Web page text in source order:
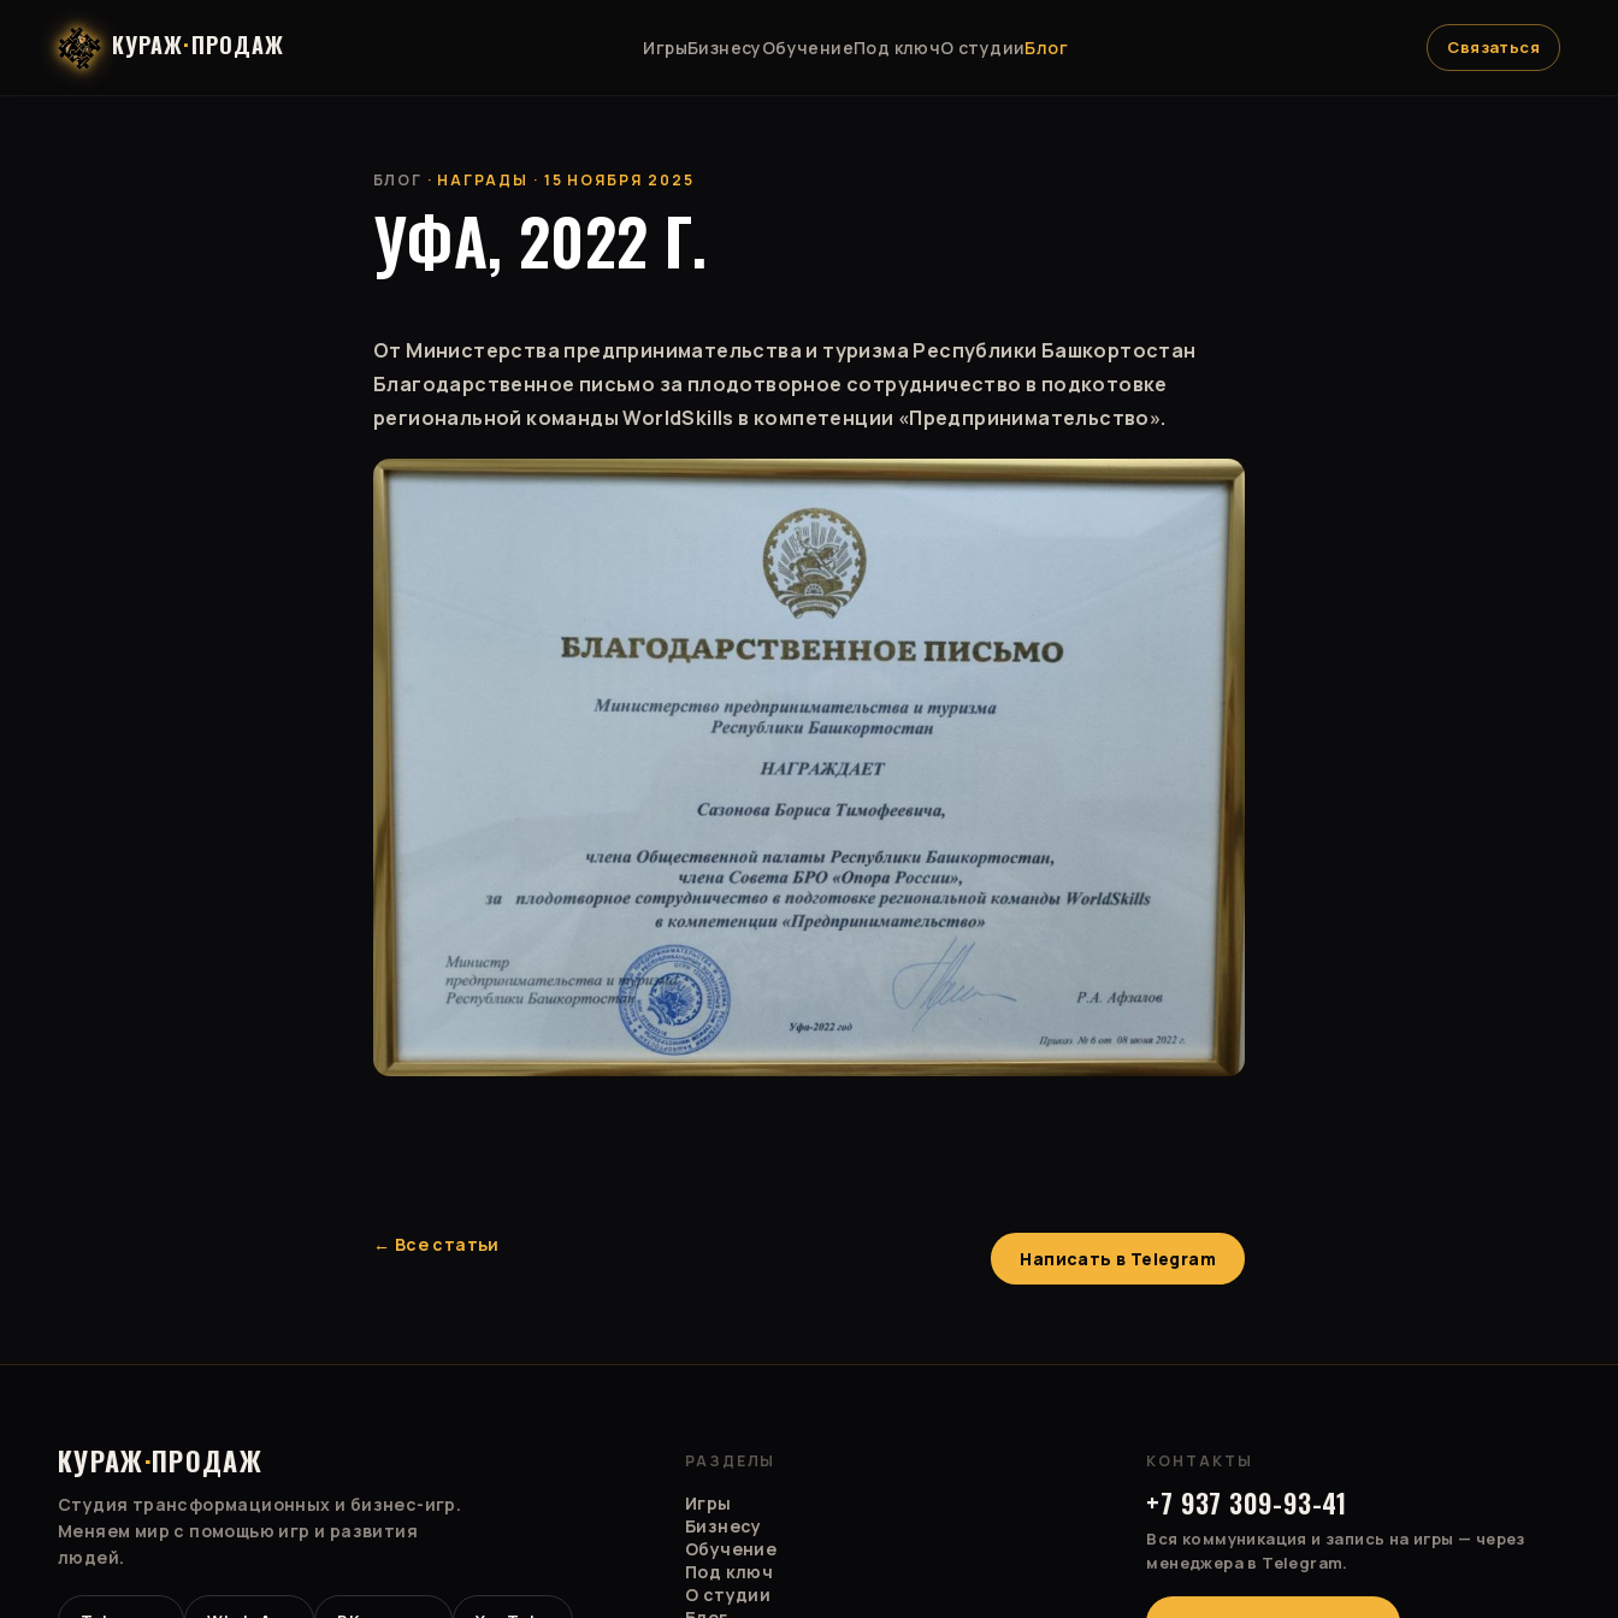
КУРАЖ·ПРОДАЖ ИгрыБизнесуОбучениеПод ключО студииБлог Связаться
БЛОГ · НАГРАДЫ · 15 НОЯБРЯ 2025
УФА, 2022 Г.
От Министерства предпринимательства и туризма Республики Башкортостан
Благодарственное письмо за плодотворное сотрудничество в подкотовке
региональной команды WorldSkills в компетенции «Предпринимательство».
← Все статьи
Написать в Telegram
КУРАЖ·ПРОДАЖ
Студия трансформационных и бизнес-игр.
Меняем мир с помощью игр и развития
людей.
РАЗДЕЛЫ
Игры
Бизнесу
Обучение
Под ключ
О студии
КОНТАКТЫ
+7 937 309-93-41
Вся коммуникация и запись на игры — через
менеджера в Telegram.